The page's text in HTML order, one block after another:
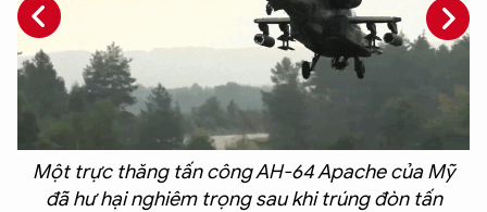
Một trực thăng tấn công AH-64 Apache của Mỹ
đã hư hại nghiêm trọng sau khi trúng đòn tấn